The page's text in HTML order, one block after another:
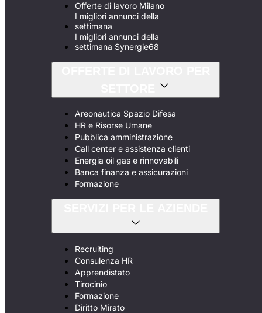
Offerte di lavoro Milano
I migliori annunci della
settimana
I migliori annunci della
settimana Synergie68
Areonautica Spazio Difesa
HR e Risorse Umane
Pubblica amministrazione
Call center e assistenza clienti
Energia oil gas e rinnovabili
Banca finanza e assicurazioni
Formazione
Recruiting
Consulenza HR
Apprendistato
Tirocinio
Formazione
Diritto Mirato